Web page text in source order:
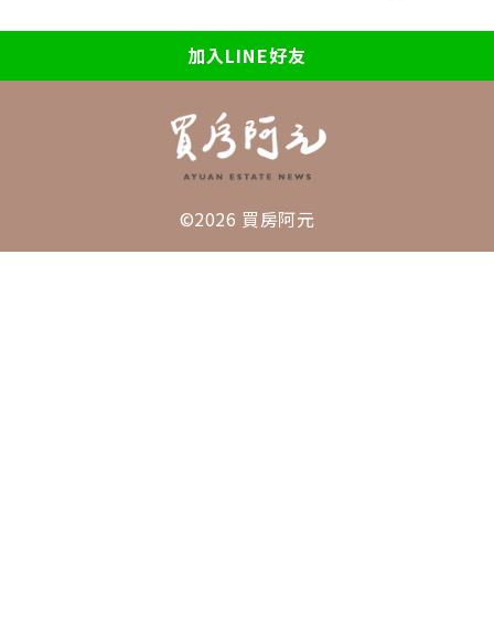
加入LINE好友
©2026 買房阿元